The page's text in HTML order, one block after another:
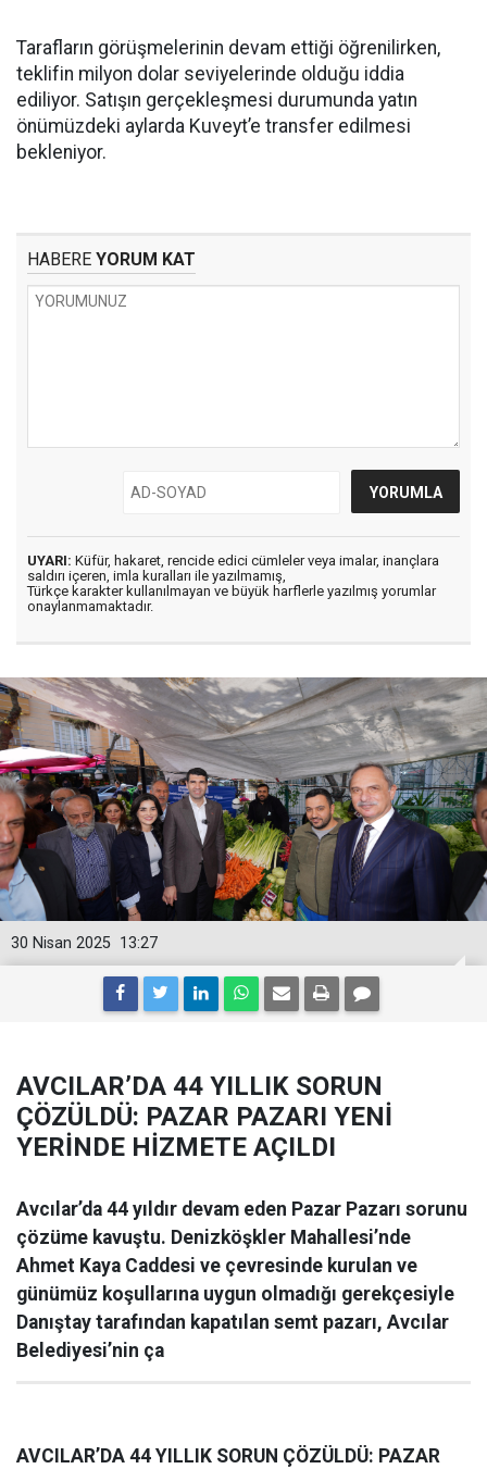
Tarafların görüşmelerinin devam ettiği öğrenilirken,
teklifin milyon dolar seviyelerinde olduğu iddia
ediliyor. Satışın gerçekleşmesi durumunda yatın
önümüzdeki aylarda Kuveyt’e transfer edilmesi
bekleniyor.
HABERE YORUM KAT
UYARI: Küfür, hakaret, rencide edici cümleler veya imalar, inançlara
saldırı içeren, imla kuralları ile yazılmamış,
Türkçe karakter kullanılmayan ve büyük harflerle yazılmış yorumlar
onaylanmamaktadır.
13:27
30 Nisan 2025
AVCILAR’DA 44 YILLIK SORUN
ÇÖZÜLDÜ: PAZAR PAZARI YENİ
YERİNDE HİZMETE AÇILDI
Avcılar’da 44 yıldır devam eden Pazar Pazarı sorunu
çözüme kavuştu. Denizköşkler Mahallesi’nde
Ahmet Kaya Caddesi ve çevresinde kurulan ve
günümüz koşullarına uygun olmadığı gerekçesiyle
Danıştay tarafından kapatılan semt pazarı, Avcılar
Belediyesi’nin ça
AVCILAR’DA 44 YILLIK SORUN ÇÖZÜLDÜ: PAZAR